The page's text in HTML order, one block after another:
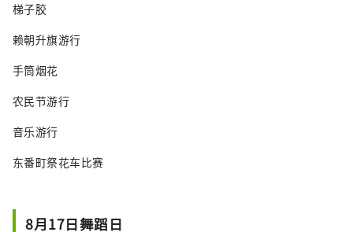
梯子胶
赖朝升旗游行
手筒烟花
农民节游行
音乐游行
东番町祭花车比赛
8月17日舞蹈日